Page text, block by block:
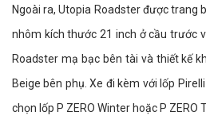
Ngoài ra, Utopia Roadster được trang
nhôm kích thước 21 inch ở cầu trước
Roadster mạ bạc bên tài và thiết kế
Beige bên phụ. Xe đi kèm với lốp
chọn lốp P ZERO Winter hoặc P ZERO